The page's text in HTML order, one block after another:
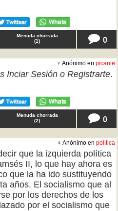
Menuda chorrada
(1) 0
♀ Anónimo en picante
Inciar Sesión o Registrarte.
Menuda chorrada
(2) 0
♀ Anónimo en politica
que la izquierda política
II, lo que hay ahora es
que la ha ido sustituyendo
años. El socialismo que al
por los derechos de los
por el socialismo que